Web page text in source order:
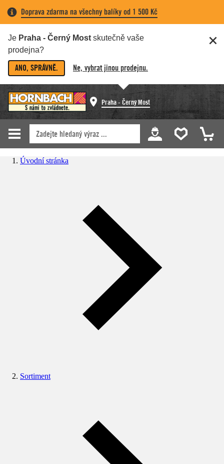
Doprava zdarma na všechny balíky od 1 500 Kč
Je Praha - Černý Most skutečně vaše
prodejna?
ANO, SPRÁVNĚ. Ne, vybrat jinou prodejnu.
Praha - Černý Most
Úvodní stránka
Sortiment